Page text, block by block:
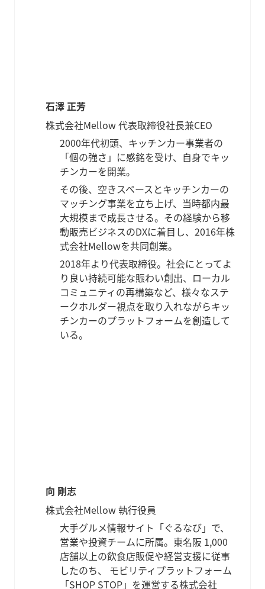
石澤 正芳
株式会社Mellow 代表取締役社長兼CEO
2000年代初頭、キッチンカー事業者の
「個の強さ」に感銘を受け、自身でキッ
チンカーを開業。
その後、空きスペースとキッチンカーの
マッチング事業を立ち上げ、当時都内最
大規模まで成長させる。その経験から移
動販売ビジネスのDXに着目し、2016年株
式会社Mellowを共同創業。
2018年より代表取締役。社会にとってよ
り良い持続可能な賑わい創出、ローカル
コミュニティの再構築など、様々なステ
ークホルダー視点を取り入れながらキッ
チンカーのプラットフォームを創造して
いる。
向 剛志
株式会社Mellow 執行役員
大手グルメ情報サイト「ぐるなび」で、
営業や投資チームに所属。東名阪 1,000
店舗以上の飲食店販促や経営支援に従事
したのち、 モビリティプラットフォーム
「SHOP STOP」を運営する株式会社